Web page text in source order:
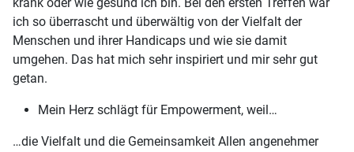
ich so überrascht und überwältig von der Vielfalt der
Menschen und ihrer Handicaps und wie sie damit
umgehen. Das hat mich sehr inspiriert und mir sehr gut
getan.
Mein Herz schlägt für Empowerment, weil…
…die Vielfalt und die Gemeinsamkeit Allen angenehmer